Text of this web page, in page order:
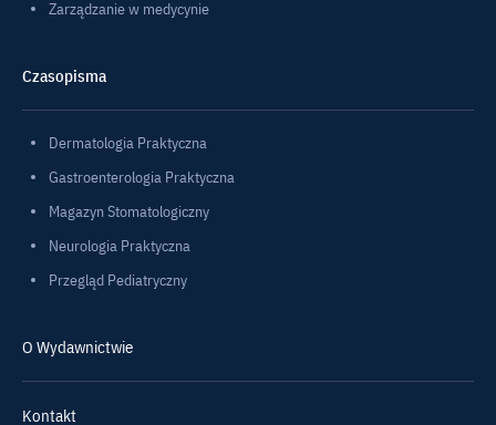
Zarządzanie w medycynie
Czasopisma
Dermatologia Praktyczna
Gastroenterologia Praktyczna
Magazyn Stomatologiczny
Neurologia Praktyczna
Przegląd Pediatryczny
O Wydawnictwie
Kontakt